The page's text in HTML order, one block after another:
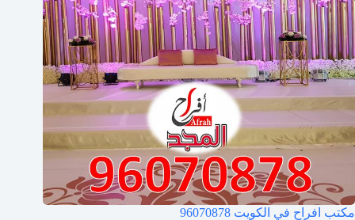
مكتب افراح في الكويت 96070878